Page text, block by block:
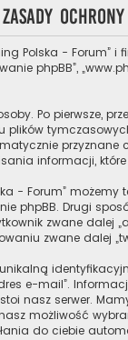
Polska - Forum” i
phpBB”,
Po pierwsze,
informacji,
- Forum”
phpBB. Drugi
zwane dalej
zwane dalej
e-mail”.
nasz serwer.
możliwość
do ciebie